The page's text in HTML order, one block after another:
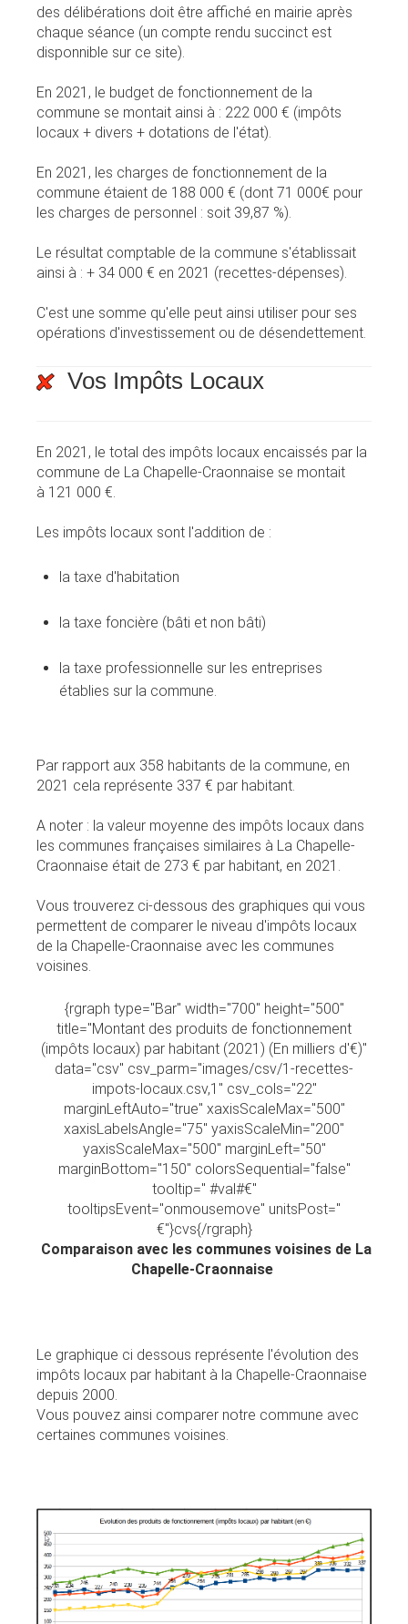
des délibérations doit être affiché en mairie après
chaque séance (un compte rendu succinct est
disponnible sur ce site).
En 2021, le budget de fonctionnement de la
commune se montait ainsi à : 222 000 € (impôts
locaux + divers + dotations de l'état).
En 2021, les charges de fonctionnement de la
commune étaient de 188 000 € (dont 71 000€ pour
les charges de personnel : soit 39,87 %).
Le résultat comptable de la commune s'établissait
ainsi à : + 34 000 € en 2021 (recettes-dépenses).
C'est une somme qu'elle peut ainsi utiliser pour ses
opérations d'investissement ou de désendettement.
Vos Impôts Locaux
En 2021, le total des impôts locaux encaissés par la
commune de La Chapelle-Craonnaise se montait
à 121 000 €.
Les impôts locaux sont l'addition de :
la taxe d'habitation
la taxe foncière (bâti et non bâti)
la taxe professionnelle sur les entreprises
établies sur la commune.
Par rapport aux 358 habitants de la commune, en
2021 cela représente 337 € par habitant.
A noter : la valeur moyenne des impôts locaux dans
les communes françaises similaires à La Chapelle-
Craonnaise était de 273 € par habitant, en 2021.
Vous trouverez ci-dessous des graphiques qui vous
permettent de comparer le niveau d'impôts locaux
de la Chapelle-Craonnaise avec les communes
voisines.
{rgraph type="Bar" width="700" height="500"
title="Montant des produits de fonctionnement
(impôts locaux) par habitant (2021) (En milliers d'€)"
data="csv" csv_parm="images/csv/1-recettes-
impots-locaux.csv,1" csv_cols="22"
marginLeftAuto="true" xaxisScaleMax="500"
xaxisLabelsAngle="75" yaxisScaleMin="200"
yaxisScaleMax="500" marginLeft="50"
marginBottom="150" colorsSequential="false"
tooltip=" #val#€"
tooltipsEvent="onmousemove" unitsPost="
€"}cvs{/rgraph}
Comparaison avec les communes voisines de La
Chapelle-Craonnaise
Le graphique ci dessous représente l'évolution des
impôts locaux par habitant à la Chapelle-Craonnaise
depuis 2000.
Vous pouvez ainsi comparer notre commune avec
certaines communes voisines.